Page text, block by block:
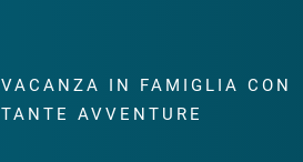
VACANZA IN FAMIGLIA CON
TANTE AVVENTURE